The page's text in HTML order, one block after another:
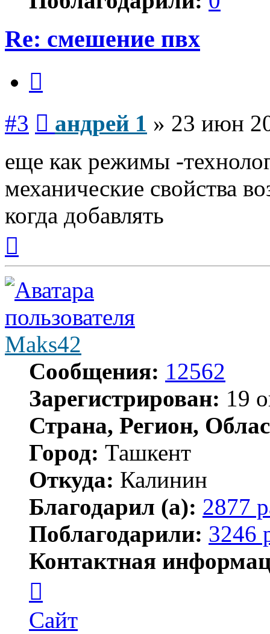
Re: смешение пвх
#3 андрей 1 » 23 июн
еще как режимы -
механические свойства
когда добавлять
началу
Maks42
Сообщения: 12562
Зарегистрирован: 19
Страна, Регион,
Город: Ташкент
Откуда: Калинин
Благодарил (а): 2877
Поблагодарили: 3246
Контактная
пользователя
Maks42
Сайт